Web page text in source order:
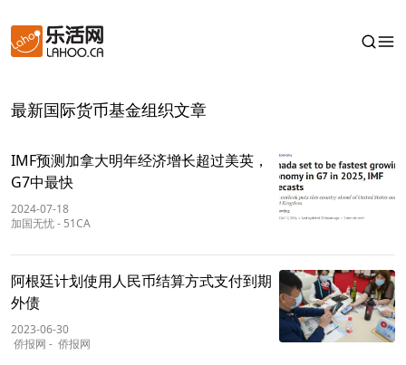
最新国际货币基金组织文章
IMF预测加拿大明年经济增长超过美英，
G7中最快
2024-07-18
加国无忧- 51CA
阿根廷计划使用人民币结算方式支付到期
外债
2023-06-30
侨报网 - 侨报网